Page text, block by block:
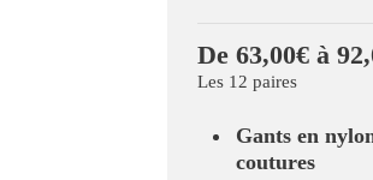
De 63,00€ à
Les 12 paires
Gants en
coutures